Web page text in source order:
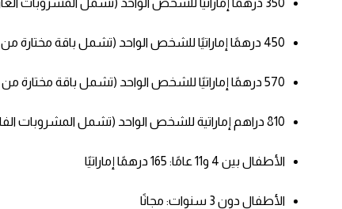
350 درهمًا إماراتيًا للشخص الواحد (تشمل المشروبات الغازية)
450 درهمًا إماراتيًا للشخص الواحد (تشمل باقة مختارة من مشروبات المطعم)
570 درهمًا إماراتيًا للشخص الواحد (تشمل باقة مختارة من مشروبات المطعم بالإضافة إلى مشروب العنب الفوّار)
810 دراهم إماراتية للشخص الواحد (تشمل المشروبات الفاخرة)
الأطفال بين 4 و11 عامًا: 165 درهمًا إماراتيًا
الأطفال دون 3 سنوات: مجانًا